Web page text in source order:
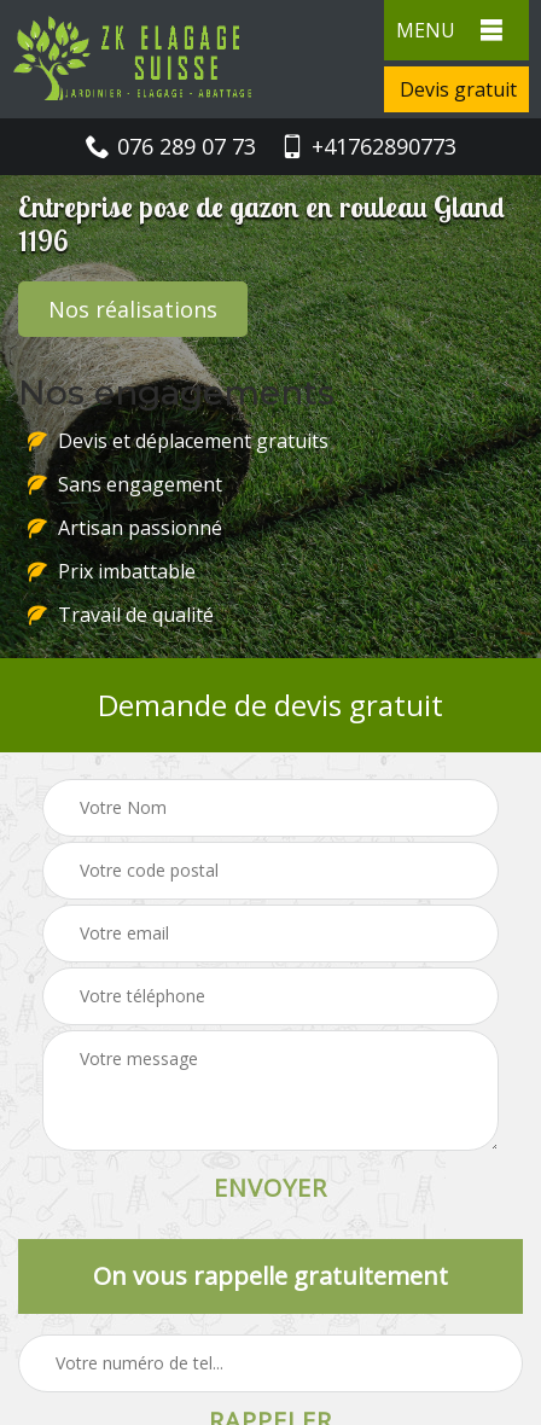
MENU
Devis gratuit
076 289 07 73 +41762890773
Entreprise pose de gazon en rouleau Gland
1196
Nos réalisations
Nos engagements
Devis et déplacement gratuits
Sans engagement
Artisan passionné
Prix imbattable
Travail de qualité
Demande de devis gratuit
On vous rappelle gratuitement